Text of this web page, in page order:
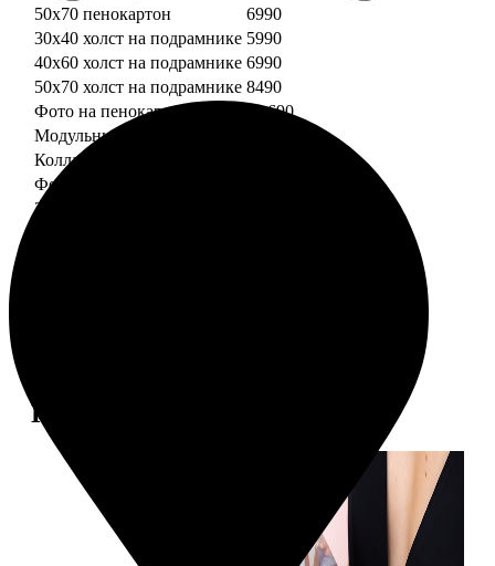
50х70 пенокартон
6990
30х40 холст на подрамнике 5990
40х60 холст на подрамнике 6990
50х70 холст на подрамнике 8490
Фото на пенокартоне
от 690
Модульный пенокартон
Коллаж на пенокартоне
ФотоМозаика
30х40 пенокартон
Примеры работ